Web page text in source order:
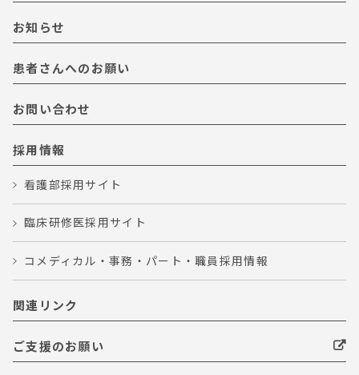
お知らせ
患者さんへのお願い
お問い合わせ
採用情報
看護部採用サイト
臨床研修医採用サイト
コメディカル・事務・パート・職員採用情報
関連リンク
ご支援のお願い